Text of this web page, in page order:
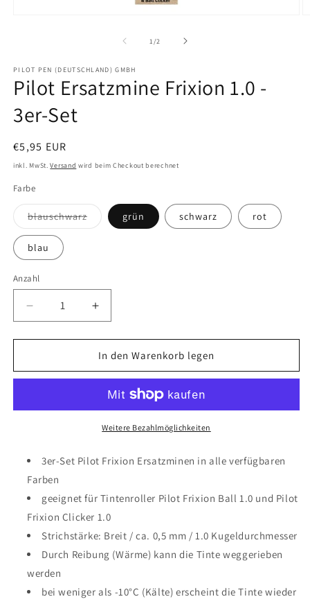
1 /von
2
PILOT PEN (DEUTSCHLAND) GMBH
Pilot Ersatzmine Frixion 1.0 -
3er-Set
Normaler
Preis
€5,95 EUR
inkl. MwSt.Versand wird beim Checkout berechnet
Farbe
blauschwarz
Variante
ausverkauft
oder
nicht
grün schwarz rot
blau
Anzahl
Verringere
die
Menge
Pilot
1.0
Set
Erhöhe
die
Menge
für
Pilot
Ersatzmine
Frixion
1.0
Set
In den Warenkorb legen
Weitere Bezahlmöglichkeiten
3er-Set Pilot Frixion Ersatzminen in alle verfügbaren
Farben
geeignet für Tintenroller Pilot Frixion Ball 1.0 und Pilot
Frixion Clicker 1.0
Strichstärke: Breit / ca. 0,5 mm / 1.0 Kugeldurchmesser
Durch Reibung (Wärme) kann die Tinte weggerieben
werden
bei weniger als -10°C (Kälte) erscheint die Tinte wieder